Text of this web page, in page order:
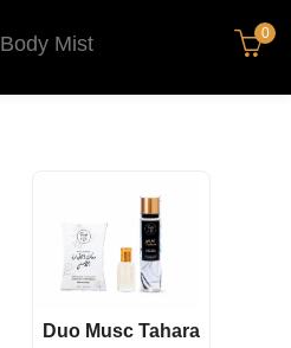
Body Mist 0
Duo Musc Tahara